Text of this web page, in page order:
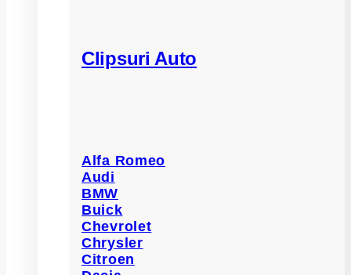
Clipsuri Auto
Alfa Romeo
Audi
BMW
Buick
Chevrolet
Chrysler
Citroen